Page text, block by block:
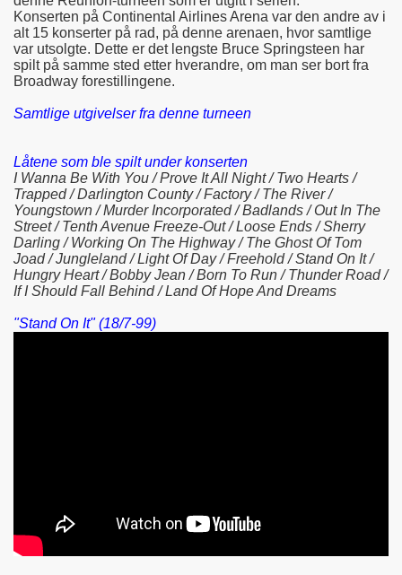
Konserten på Continental Airlines Arena var den andre av i
alt 15 konserter på rad, på denne arenaen, hvor samtlige
var utsolgte. Dette er det lengste Bruce Springsteen har
spilt på samme sted etter hverandre, om man ser bort fra
Broadway forestillingene.
Samtlige utgivelser fra denne turneen
Låtene som ble spilt under konserten
I Wanna Be With You / Prove It All Night / Two Hearts /
Trapped / Darlington County / Factory / The River /
Youngstown / Murder Incorporated / Badlands / Out In The
Street / Tenth Avenue Freeze-Out / Loose Ends / Sherry
Darling / Working On The Highway / The Ghost Of Tom
Joad / Jungleland / Light Of Day / Freehold / Stand On It /
Hungry Heart / Bobby Jean / Born To Run / Thunder Road /
If I Should Fall Behind / Land Of Hope And Dreams
"Stand On It" (18/7-99)